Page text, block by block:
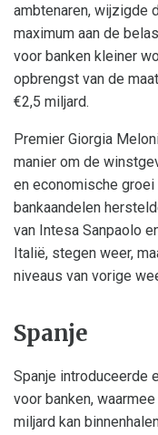
ambtenaren, wijzigde
maximum aan de
voor banken kleiner
opbrengst van de
€2,5 miljard.
Premier Giorgia
manier om de
en economische
bankaandelen
van Intesa Sanpaolo
Italië, stegen weer,
niveaus van vorige
Spanje
Spanje introduceerde
voor banken,
miljard kan